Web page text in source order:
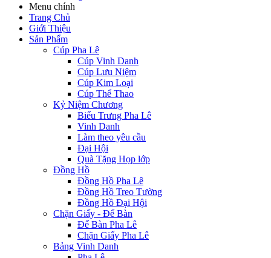
Menu chính
Trang Chủ
Giới Thiệu
Sản Phẩm
Cúp Pha Lê
Cúp Vinh Danh
Cúp Lưu Niệm
Cúp Kim Loại
Cúp Thể Thao
Kỷ Niệm Chương
Biểu Trưng Pha Lê
Vinh Danh
Làm theo yêu cầu
Đại Hội
Quà Tặng Họp lớp
Đồng Hồ
Đồng Hồ Pha Lê
Đồng Hồ Treo Tường
Đồng Hồ Đại Hội
Chặn Giấy - Để Bàn
Để Bàn Pha Lê
Chặn Giấy Pha Lê
Bảng Vinh Danh